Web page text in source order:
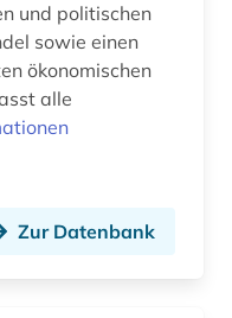
(13)
altertumswissenschaften (8)
und politischen
sowie einen
ökonomischen
Zur Datenbank